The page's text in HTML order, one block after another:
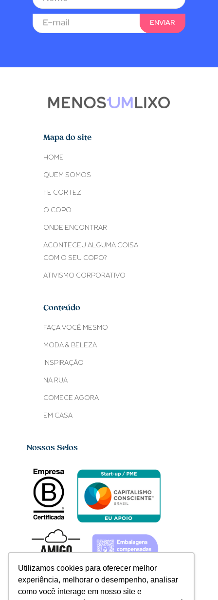
Utilizamos cookies para oferecer melhor
experiência, melhorar o desempenho, analisar
como você interage em nosso site e
Mapa do site
HOME
QUEM SOMOS
FE CORTEZ
O COPO
ONDE ENCONTRAR
ACONTECEU ALGUMA COISA
COM O SEU COPO?
ATIVISMO CORPORATIVO
Conteúdo
FAÇA VOCÊ MESMO
MODA & BELEZA
INSPIRAÇÃO
NA RUA
COMECE AGORA
EM CASA
Nossos Selos